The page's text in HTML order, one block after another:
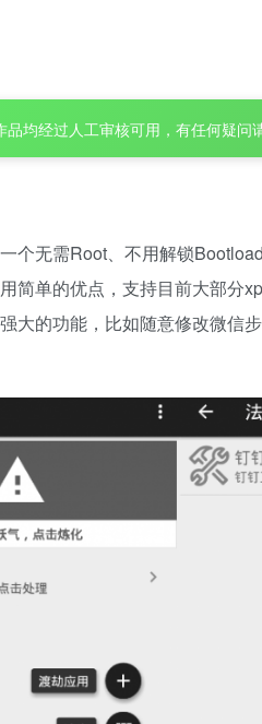
品均经过人工审核可用，有任何疑问
个无需Root、不用解锁
简单的优点，支持目前大部分
大的功能，比如随意修改微信